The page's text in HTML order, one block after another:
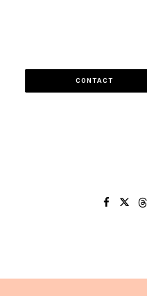
CONTACT